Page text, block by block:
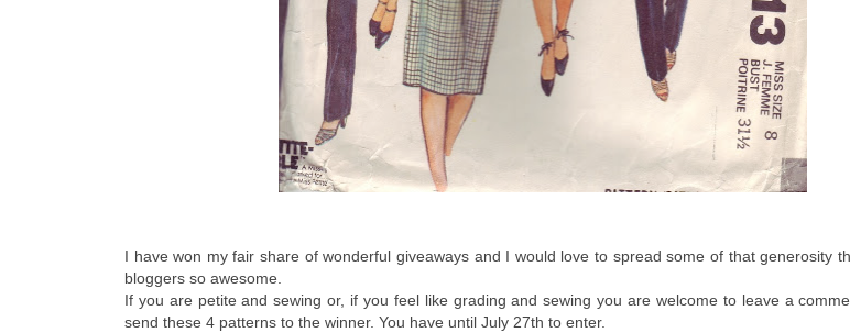
I have won my fair share of wonderful giveaways and I would love to spread some of that generosity
bloggers so awesome.
If you are petite and sewing or, if you feel like grading and sewing you are welcome to leave a
send these 4 patterns to the winner. You have until July 27th to enter.